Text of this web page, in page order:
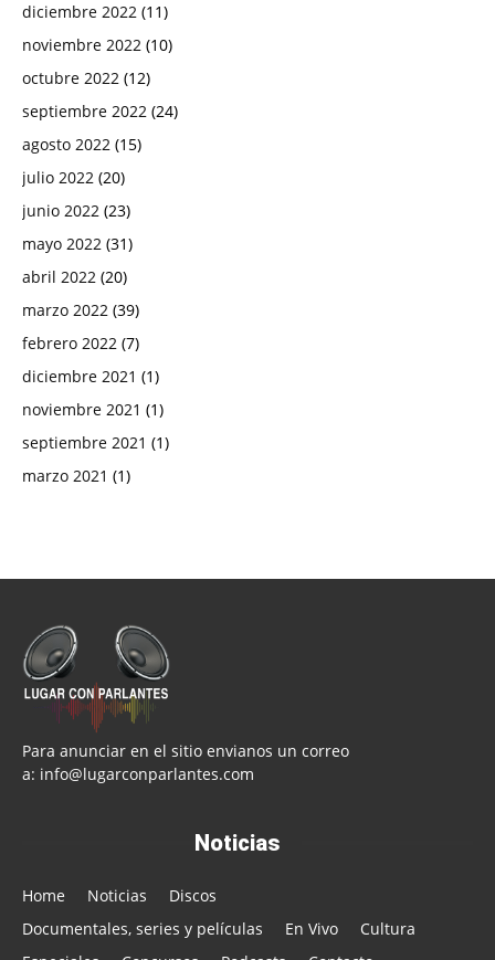
diciembre 2022 (11)
noviembre 2022 (10)
octubre 2022 (12)
septiembre 2022 (24)
agosto 2022 (15)
julio 2022 (20)
junio 2022 (23)
mayo 2022 (31)
abril 2022 (20)
marzo 2022 (39)
febrero 2022 (7)
diciembre 2021 (1)
noviembre 2021 (1)
septiembre 2021 (1)
marzo 2021 (1)
Para anunciar en el sitio envianos un correo
a: info@lugarconparlantes.com
Noticias
Home Noticias
Discos
Documentales, series y películas
En Vivo
Cultura